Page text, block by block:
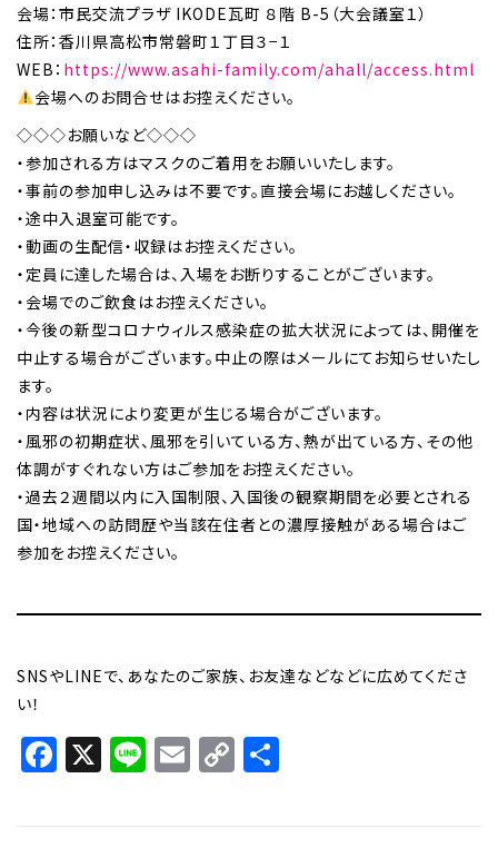
会場：市民交流プラザ IKODE瓦町 ８階 B-5（大会議室１）
住所：香川県高松市常磐町１丁目３−１
WEB： https://www.asahi-family.com/ahall/access.html
会場へのお問合せはお控えください。
◇◇◇お願いなど◇◇◇
・参加される方はマスクのご着用をお願いいたします。
・事前の参加申し込みは不要です。直接会場にお越しください。
・途中入退室可能です。
・動画の生配信・収録はお控えください。
・定員に達した場合は、入場をお断りすることがございます。
・会場でのご飲食はお控えください。
・今後の新型コロナウィルス感染症の拡大状況によっては、開催を
中止する場合がございます。中止の際はメールにてお知らせいたし
ます。
・内容は状況により変更が生じる場合がございます。
・風邪の初期症状、風邪を引いている方、熱が出ている方、その他
体調がすぐれない方はご参加をお控えください。
・過去２週間以内に入国制限、入国後の観察期間を必要とされる
国・地域への訪問歴や当該在住者との濃厚接触がある場合はご
参加をお控えください。
SNSやLINEで、あなたのご家族、お友達などなどに広めてくださ
い！
Facebook
X LineEmail
Copy